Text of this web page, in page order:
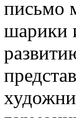
письмо
шарики